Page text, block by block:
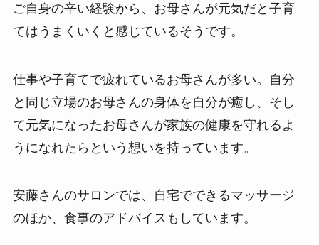
ご自身の辛い経験から、お母さんが元気だと子育
てはうまくいくと感じているそうです。
仕事や子育てで疲れているお母さんが多い。自分
と同じ立場のお母さんの身体を自分が癒し、そし
て元気になったお母さんが家族の健康を守れるよ
うになれたらという想いを持っています。
安藤さんのサロンでは、自宅でできるマッサージ
のほか、食事のアドバイスもしています。